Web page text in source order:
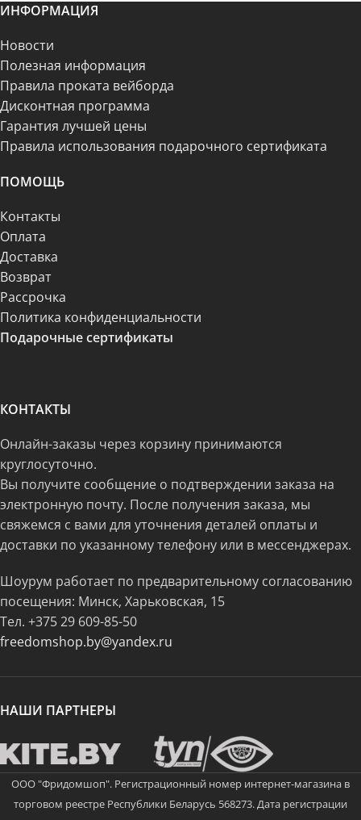
ИНФОРМАЦИЯ
Новости
Полезная информация
Правила проката вейборда
Дисконтная программа
Гарантия лучшей цены
Правила использования подарочного сертификата
ПОМОЩЬ
Контакты
Оплата
Доставка
Возврат
Рассрочка
Политика конфиденциальности
Подарочные сертификаты
КОНТАКТЫ
Онлайн-заказы через корзину принимаются
круглосуточно.
Вы получите сообщение о подтверждении заказа на
электронную почту. После получения заказа, мы
свяжемся с вами для уточнения деталей оплаты и
доставки по указанному телефону или в мессенджерах.
Шоурум работает по предварительному согласованию
посещения: Минск, Харьковская, 15
Тел. +375 29 609-85-50
freedomshop.by@yandex.ru
НАШИ ПАРТНЕРЫ
ООО "Фридомшоп". Регистрационный номер интернет-магазина в
торговом реестре Республики Беларусь 568273. Дата регистрации